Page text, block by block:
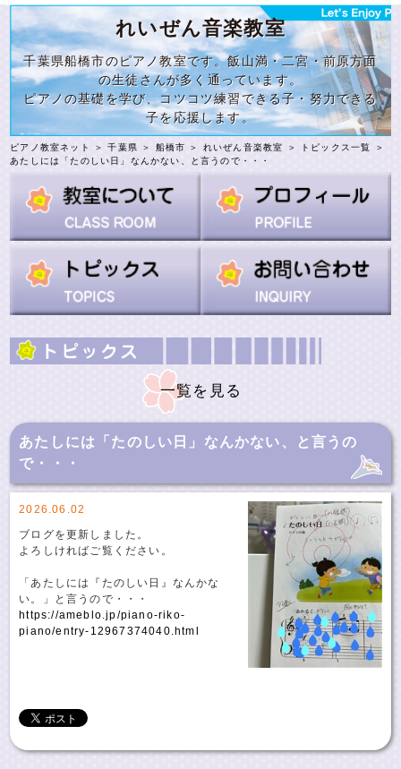
れいぜん音楽教室
千葉県船橋市のピアノ教室です。飯山満・二宮・前原方面
の生徒さんが多く通っています。
ピアノの基礎を学び、コツコツ練習できる子・努力できる
子を応援します。
ピアノ教室ネット ＞千葉県 ＞ 船橋市 ＞ れいぜん音楽教室 ＞ トピックス一覧
＞
あたしには「たのしい日」なんかない、と言うので・・・
一覧を見る
あたしには「たのしい日」なんかない、と言うの
で・・・
2026.06.02
ブログを更新しました。
よろしければご覧ください。
「あたしには『たのしい日』なんかな
い。」と言うので・・・
https://ameblo.jp/piano-riko-
piano/entry-12967374040.html